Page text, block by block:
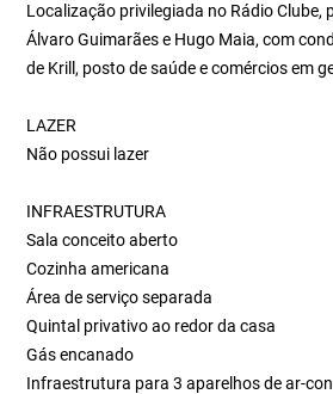
Localização privilegiada no Rádio Clube,
Álvaro Guimarães e Hugo Maia, com
de Krill, posto de saúde e comércios em
LAZER
Não possui lazer
INFRAESTRUTURA
Sala conceito aberto
Cozinha americana
Área de serviço separada
Quintal privativo ao redor da casa
Gás encanado
Infraestrutura para 3 aparelhos de ar-